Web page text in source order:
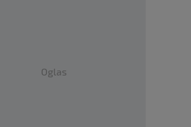
Oglas